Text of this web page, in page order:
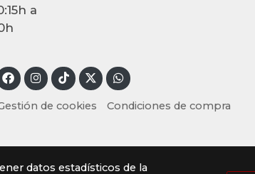
a
de cookies Condiciones de compra
datos estadísticos de la